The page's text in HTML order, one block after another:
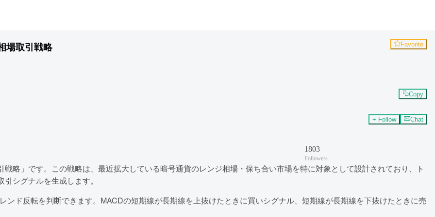
場取引戦略 Favorite
Copy
+ Follow Chat
1803
Followers
略」です。この戦略は、最近拡大している暗号通貨のレンジ相場・保ち合い市場を特に対象として設計されており、ト
シグナルを生成します。
ド反転を判断できます。MACDの短期線が長期線を上抜けたときに買いシグナル、短期線が長期線を下抜けたときに売